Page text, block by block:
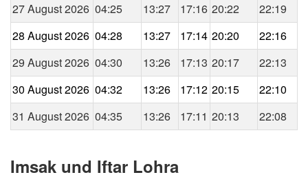
27 August 2026 04:25 13:27 17:16 20:22
22:19
28 August 2026 04:28 13:27 17:14 20:20
22:16
29 August 2026 04:30 13:26 17:13 20:17
22:13
30 August 2026 04:32 13:26 17:12 20:15
22:10
31 August 2026 04:35 13:26 17:11 20:13 22:08
Imsak und Iftar Lohra